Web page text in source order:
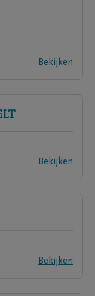
Bekijken
Bekijken
Bekijken